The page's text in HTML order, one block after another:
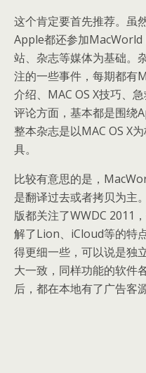
这个肯定要首先推荐。虽
Apple都还参加MacWorld
站、杂志等媒体为基础。
注的一些事件，每期都有
介绍、MAC OS X技巧、
评论方面，基本都是围绕
整本杂志是以MAC OS X
具。
比较有意思的是，
是翻译过去或者拷贝为主
版都关注了WWDC 2011
解了Lion、iCloud等的特
得更细一些，可以说是独
大一致，同样功能的软件
后，都在本地有了广告客